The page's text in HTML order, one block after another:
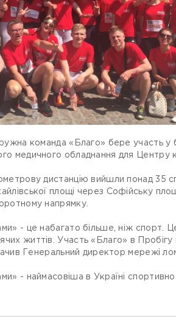
команда «Благо» бере участь у
медичного обладнання для Центру
дистанцію вийшли понад 35
площі через Софійську
напрямку.
- це набагато більше, ніж спорт.
життів. Участь «Благо» в Пробігу
Генеральний директор мережі
- наймасовіша в Україні